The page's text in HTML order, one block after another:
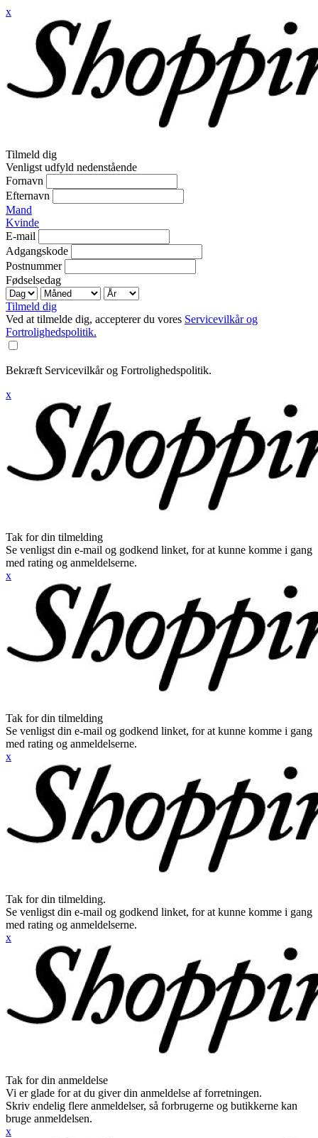
x
Tilmeld dig
Venligst udfyld nedenstående
Fornavn
Efternavn
Mand
Kvinde
E-mail
Adgangskode
Postnummer
Fødselsedag
Tilmeld dig
Ved at tilmelde dig, accepterer du vores Servicevilkår og
Fortrolighedspolitik.
Bekræft Servicevilkår og Fortrolighedspolitik.
x
Tak for din tilmelding
Se venligst din e-mail og godkend linket, for at kunne komme i gang
med rating og anmeldelserne.
x
Tak for din tilmelding
Se venligst din e-mail og godkend linket, for at kunne komme i gang
med rating og anmeldelserne.
x
Tak for din tilmelding.
Se venligst din e-mail og godkend linket, for at kunne komme i gang
med rating og anmeldelserne.
x
Tak for din anmeldelse
Vi er glade for at du giver din anmeldelse af forretningen.
Skriv endelig flere anmeldelser, så forbrugerne og butikkerne kan
bruge anmeldelsen.
x